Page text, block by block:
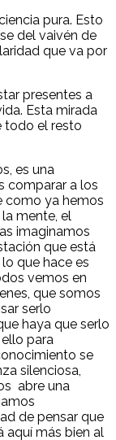
pura. Esto
del vaivén de
que va por
presentes a
Esta mirada
todo el resto
es una
comparar a los
como ya hemos
mente, el
imaginamos
que está
que hace es
vemos en
que somos
serlo
haya que serlo
para
se
silenciosa,
abre una
de pensar que
aquí más bien al